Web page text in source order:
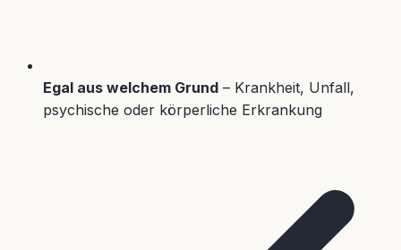
Egal aus welchem Grund – Krankheit, Unfall,
psychische oder körperliche Erkrankung